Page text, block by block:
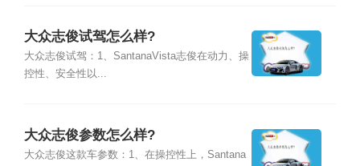
大众志俊试驾怎么样?
大众志俊试驾：1、SantanaVista志俊在动力、操
控性、安全性以...
大众志俊参数怎么样?
大众志俊这款车参数：1、在操控性上，Santana